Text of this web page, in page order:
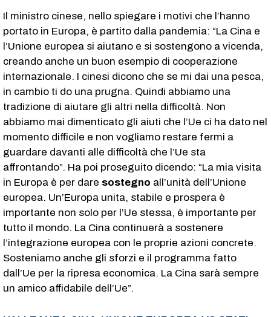
Il ministro cinese, nello spiegare i motivi che l’hanno
portato in Europa, è partito dalla pandemia: “La Cina e
l’Unione europea si aiutano e si sostengono a vicenda,
creando anche un buon esempio di cooperazione
internazionale. I cinesi dicono che se mi dai una pesca,
in cambio ti do una prugna. Quindi abbiamo una
tradizione di aiutare gli altri nella difficoltà. Non
abbiamo mai dimenticato gli aiuti che l’Ue ci ha dato nel
momento difficile e non vogliamo restare fermi a
guardare davanti alle difficoltà che l’Ue sta
affrontando”. Ha poi proseguito dicendo: “La mia visita
in Europa è per dare sostegno all’unità dell’Unione
europea. Un’Europa unita, stabile e prospera è
importante non solo per l’Ue stessa, è importante per
tutto il mondo. La Cina continuerà a sostenere
l’integrazione europea con le proprie azioni concrete.
Sosteniamo anche gli sforzi e il programma fatto
dall’Ue per la ripresa economica. La Cina sarà sempre
un amico affidabile dell’Ue”.